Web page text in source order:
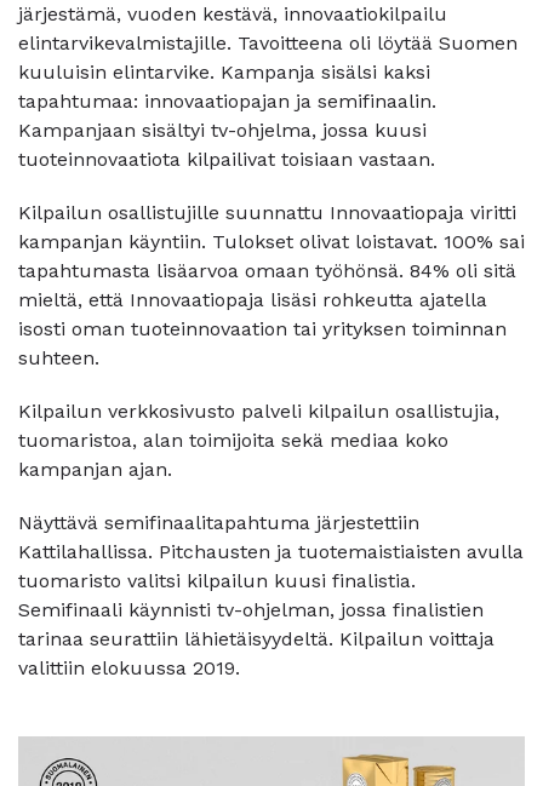
järjestämä, vuoden kestävä, innovaatiokilpailu
elintarvikevalmistajille. Tavoitteena oli löytää Suomen
kuuluisin elintarvike. Kampanja sisälsi kaksi
tapahtumaa: innovaatiopajan ja semifinaalin.
Kampanjaan sisältyi tv-ohjelma, jossa kuusi
tuoteinnovaatiota kilpailivat toisiaan vastaan.
Kilpailun osallistujille suunnattu Innovaatiopaja viritti
kampanjan käyntiin. Tulokset olivat loistavat. 100% sai
tapahtumasta lisäarvoa omaan työhönsä. 84% oli sitä
mieltä, että Innovaatiopaja lisäsi rohkeutta ajatella
isosti oman tuoteinnovaation tai yrityksen toiminnan
suhteen.
Kilpailun verkkosivusto palveli kilpailun osallistujia,
tuomaristoa, alan toimijoita sekä mediaa koko
kampanjan ajan.
Näyttävä semifinaalitapahtuma järjestettiin
Kattilahallissa. Pitchausten ja tuotemaistiaisten avulla
tuomaristo valitsi kilpailun kuusi finalistia.
Semifinaali käynnisti tv-ohjelman, jossa finalistien
tarinaa seurattiin lähietäisyydeltä. Kilpailun voittaja
valittiin elokuussa 2019.